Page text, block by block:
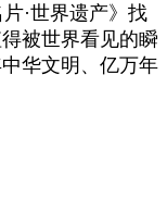
·世界遗产》找
被世界看见的瞬
华文明、亿万年